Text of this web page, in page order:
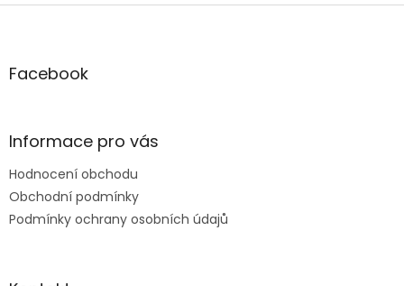
Z
aFacebook
Informace pro vás
Hodnocení obchodu
Obchodní podmínky
Podmínky ochrany osobních údajů